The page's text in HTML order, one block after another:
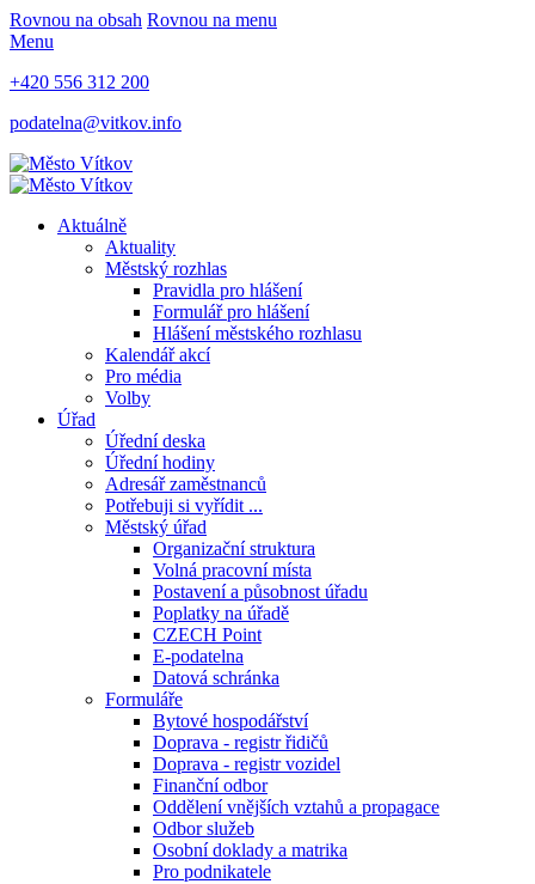
Rovnou na obsah Rovnou na menu
Menu
+420 556 312 200
podatelna@vitkov.info
Aktuálně
Aktuality
Městský rozhlas
Pravidla pro hlášení
Formulář pro hlášení
Hlášení městského rozhlasu
Kalendář akcí
Pro média
Volby
Úřad
Úřední deska
Úřední hodiny
Adresář zaměstnanců
Potřebuji si vyřídit ...
Městský úřad
Organizační struktura
Volná pracovní místa
Postavení a působnost úřadu
Poplatky na úřadě
CZECH Point
E-podatelna
Datová schránka
Formuláře
Bytové hospodářství
Doprava - registr řidičů
Doprava - registr vozidel
Finanční odbor
Oddělení vnějších vztahů a propagace
Odbor služeb
Osobní doklady a matrika
Pro podnikatele